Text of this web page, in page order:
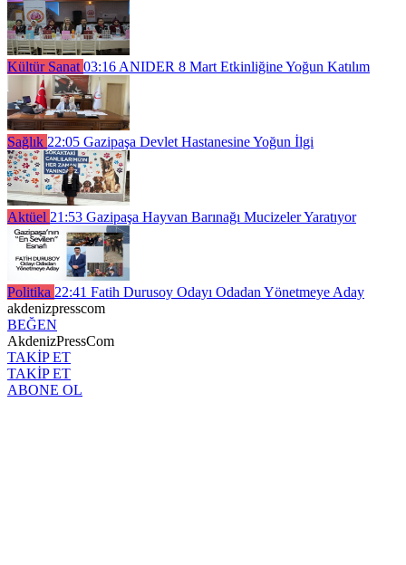
Kültür Sanat 03:16 ANIDER 8 Mart Etkinliğine Yoğun Katılım
Sağlık 22:05 Gazipaşa Devlet Hastanesine Yoğun İlgi
Aktüel 21:53 Gazipaşa Hayvan Barınağı Mucizeler Yaratıyor
Politika 22:41 Fatih Durusoy Odayı Odadan Yönetmeye Aday
akdenizpresscom
BEĞEN
AkdenizPressCom
TAKİP ET
TAKİP ET
ABONE OL